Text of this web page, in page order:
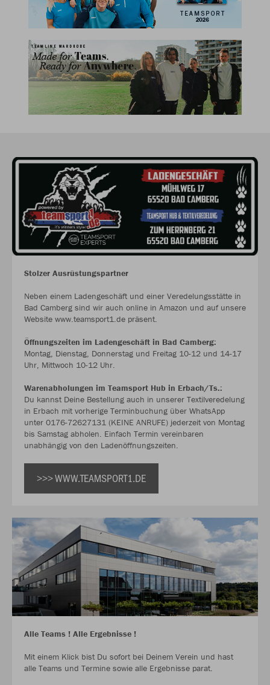
Stolzer Ausrüstungspartner
Neben einem Ladengeschäft und einer Veredelungsstätte in
Bad Camberg sind wir auch online in Amazon und auf unsere
Website www.teamsport1.de präsent.
Öffnungszeiten im Ladengeschäft in Bad Camberg:
Montag, Dienstag, Donnerstag und Freitag 10-12 und 14-17
Uhr, Mittwoch 10-12 Uhr.
Warenabholungen im Teamsport Hub in Erbach/Ts.:
Du kannst Deine Bestellung auch in unserer Textilveredelung
in Erbach mit vorherige Terminbuchung über WhatsApp
unter 0176-72627131 (KEINE ANRUFE) jederzeit von Montag
bis Samstag abholen. Einfach Termin vereinbaren
unabhängig von den Ladenöffnungszeiten.
>>> WWW.TEAMSPORT1.DE
Alle Teams ! Alle Ergebnisse !
Mit einem Klick bist Du sofort bei Deinem Verein und hast
alle Teams und Termine sowie alle Ergebnisse parat.